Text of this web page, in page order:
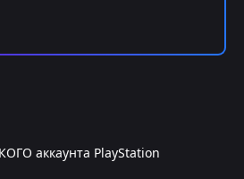
аккаунта PlayStation